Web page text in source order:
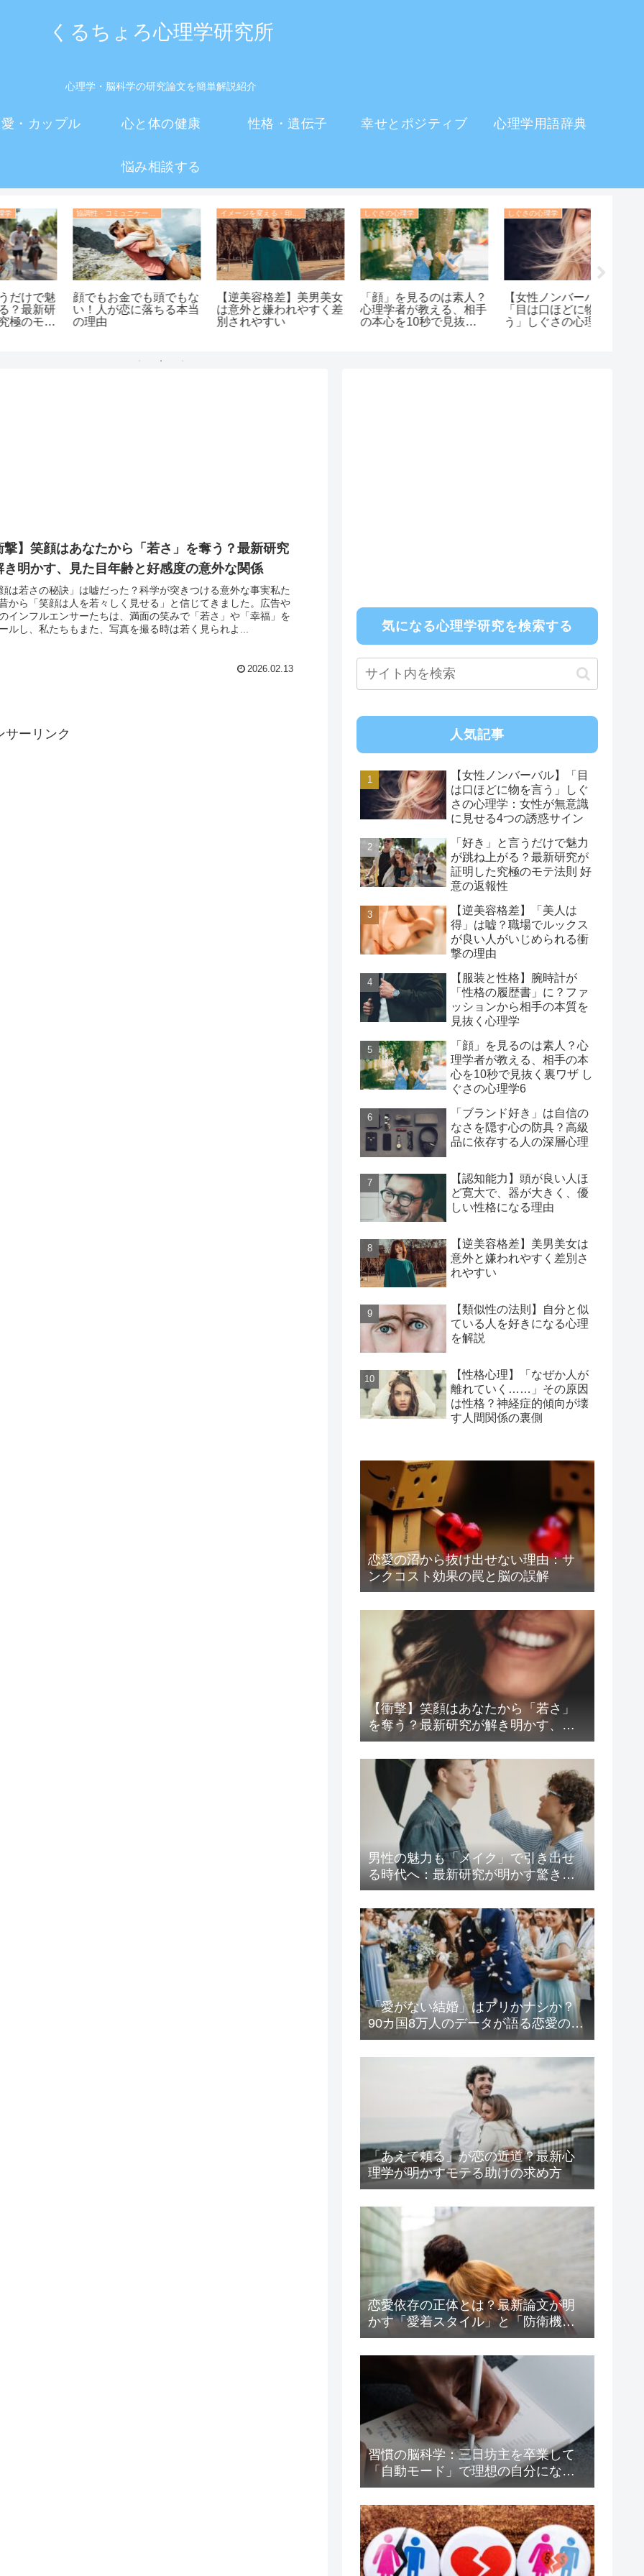
くるちょろ心理学研究所
心理学・脳科学の研究論文を簡単解説紹介
・カップル 心と体の健康 性格・遺伝子 幸せとポジティブ 心理学用語辞典
悩み相談する
しぐさの心理学
【女性ノンバーバル】
「目は口ほどに物を言
う」しぐさの心理学：女
協調性・コミュニケーション・人間関係の心理学
【外向性と社交性は別】
外向的だけど内気な人、
内向的だけど社交的な人
イメージを変える・印象操作の心理学
「ブランド好き」は自信
のなさを隠す心の防具？
高級品に依存する人の深
ストレスの心理学
【逆美容格差】「美人は
得」は嘘？職場でルック
スが良い人がいじめられ
撃】笑顔はあなたから「若さ」を奪う？最新研究
き明かす、見た目年齢と好感度の意外な関係
は若さの秘訣」は嘘だった？科学が突きつける意外な事実私た
から「笑顔は人を若々しく見せる」と信じてきました。広告や
インフルエンサーたちは、満面の笑みで「若さ」や「幸福」を
ルし、私たちもまた、写真を撮る時は若く見られよ...
2026.02.13
サーリンク
気になる心理学研究を検索する
人気記事
【女性ノンバーバル】「目
は口ほどに物を言う」しぐ
さの心理学：女性が無意識
に見せる4つの誘惑サイン
「好き」と言うだけで魅力
が跳ね上がる？最新研究が
証明した究極のモテ法則 好
意の返報性
【逆美容格差】「美人は
得」は嘘？職場でルックス
が良い人がいじめられる衝
撃の理由
【服装と性格】腕時計が
「性格の履歴書」に？ファ
ッションから相手の本質を
見抜く心理学
「顔」を見るのは素人？心
理学者が教える、相手の本
心を10秒で見抜く裏ワザ し
ぐさの心理学6
「ブランド好き」は自信の
なさを隠す心の防具？高級
品に依存する人の深層心理
【認知能力】頭が良い人ほ
ど寛大で、器が大きく、優
しい性格になる理由
【逆美容格差】美男美女は
意外と嫌われやすく差別さ
れやすい
【類似性の法則】自分と似
ている人を好きになる心理
を解説
【性格心理】「なぜか人が
離れていく……」その原因
は性格？神経症的傾向が壊
す人間関係の裏側
恋愛の沼から抜け出せない理由：サ
ンクコスト効果の罠と脳の誤解
【衝撃】笑顔はあなたから「若さ」
を奪う？最新研究が解き明かす、見
た目年齢と好感度の意外な関係
男性の魅力も「メイク」で引き出せ
る時代へ：最新研究が明かす驚きの
心理効果
「愛がない結婚」はアリかナシか？
90カ国8万人のデータが語る恋愛の生
存戦略
「あえて頼る」が恋の近道？最新心
理学が明かすモテる助けの求め方
恋愛依存の正体とは？最新論文が明
かす「愛着スタイル」と「防衛機
制」の驚くべき関係
習慣の脳科学：三日坊主を卒業して
「自動モード」で理想の自分になる
方法